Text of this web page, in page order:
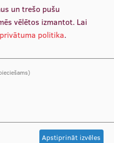
un trešo pušu
vēlētos izmantot. Lai
privātuma politika.
Apstiprināt izvēles